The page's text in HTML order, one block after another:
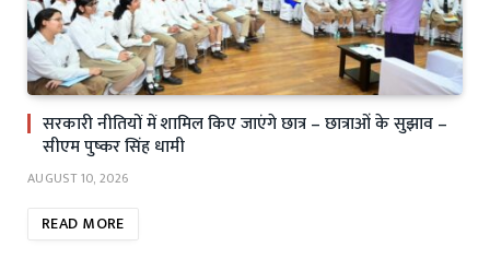
सरकारी नीतियों में शामिल किए जाएंगे छात्र – छात्राओं के सुझाव –
सीएम पुष्कर सिंह धामी
AUGUST 10, 2026
READ MORE